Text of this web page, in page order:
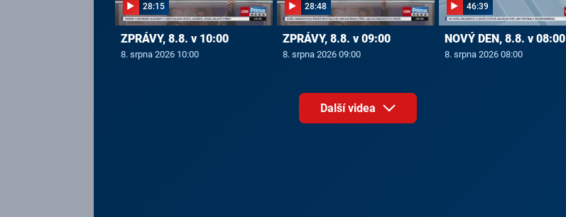
28:15
ZPRÁVY, 8.8. v 10:00
8. srpna 2026 10:00
28:48
ZPRÁVY, 8.8. v 09:00
8. srpna 2026 09:00
46:39
NOVÝ DEN, 8.8. v 08:00
8. srpna 2026 08:00
Další videa